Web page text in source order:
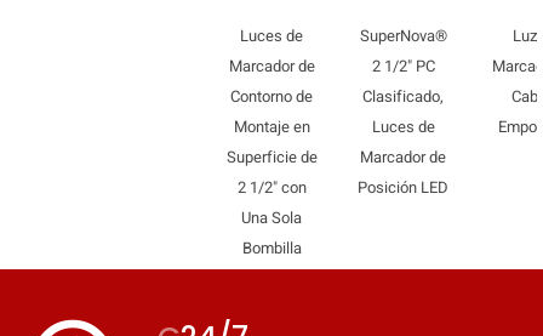
Luces de
Marcador de
Contorno de
Montaje en
Superficie de
2 1/2" con
Una Sola
Bombilla
SuperNova®
2 1/2" PC
Clasificado,
Luces de
Marcador de
Posición LED
Luz